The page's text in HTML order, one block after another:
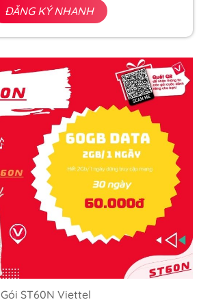
ĐĂNG KÝ NHANH
Gói ST60N Viettel